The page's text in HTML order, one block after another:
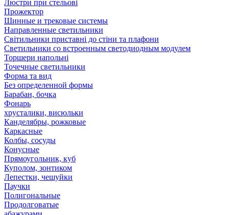
Люстри при стельові
Прожектор
Шинные и трековые системы
Направленные светильники
Світильники приставні до стіни та плафони
Светильники со встроенным светодиодным модулем
Торшери напольні
Точечные светильники
Форма та вид
Без определенной формы
Барабан, бочка
Фонарь
хрусталики, висюльки
Канделябры, рожковые
Каркасные
Колбы, сосуды
Конусные
Прямоугольник, куб
Куполом, зонтиком
Лепестки, чешуйки
Паучки
Полигональные
Продолговатые